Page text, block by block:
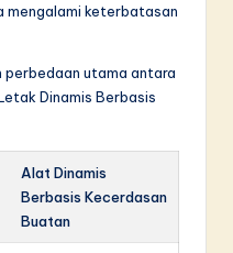
mengalami keterbatasan
perbedaan utama antara
Dinamis Berbasis
Alat Dinamis
Berbasis Kecerdasan
Buatan